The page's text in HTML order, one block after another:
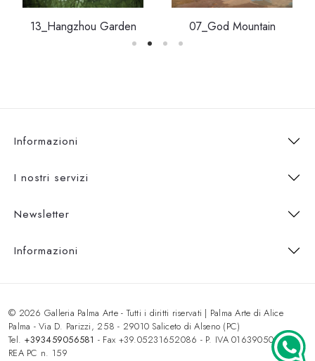
13_Hangzhou Garden 07_God Mountain
Informazioni
I nostri servizi
Newsletter
Informazioni
© 2026 Galleria Palma Arte - Tutti i diritti riservati | Palma Arte di Alice
Palma - Via D. Parizzi, 258 - 29010 Saliceto di Alseno (PC)
Tel. +393459056581 - Fax +39.05231652086 - P. IVA 01639050333 -
REA PC n. 159